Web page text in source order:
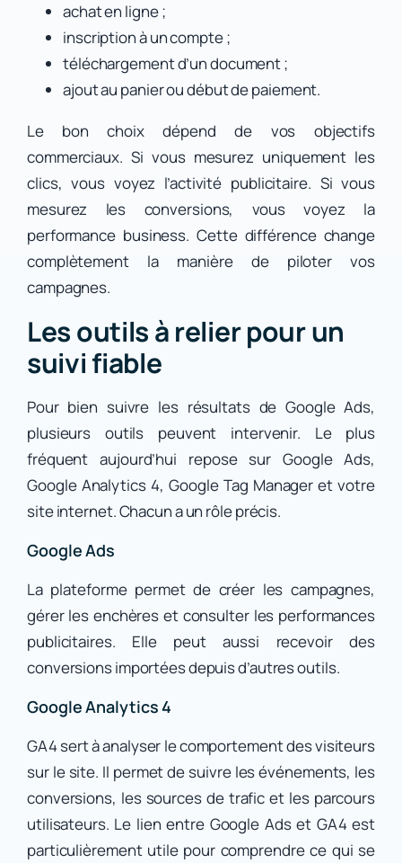
achat en ligne ;
inscription à un compte ;
téléchargement d’un document ;
ajout au panier ou début de paiement.
Le bon choix dépend de vos objectifs
commerciaux. Si vous mesurez uniquement les
clics, vous voyez l’activité publicitaire. Si vous
mesurez les conversions, vous voyez la
performance business. Cette différence change
complètement la manière de piloter vos
campagnes.
Les outils à relier pour un
suivi fiable
Pour bien suivre les résultats de Google Ads,
plusieurs outils peuvent intervenir. Le plus
fréquent aujourd’hui repose sur Google Ads,
Google Analytics 4, Google Tag Manager et votre
site internet. Chacun a un rôle précis.
Google Ads
La plateforme permet de créer les campagnes,
gérer les enchères et consulter les performances
publicitaires. Elle peut aussi recevoir des
conversions importées depuis d’autres outils.
Google Analytics 4
GA4 sert à analyser le comportement des visiteurs
sur le site. Il permet de suivre les événements, les
conversions, les sources de trafic et les parcours
utilisateurs. Le lien entre Google Ads et GA4 est
particulièrement utile pour comprendre ce qui se